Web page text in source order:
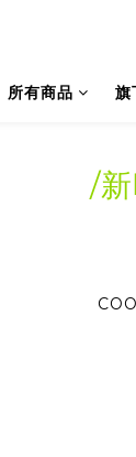
所有商品 旗
/